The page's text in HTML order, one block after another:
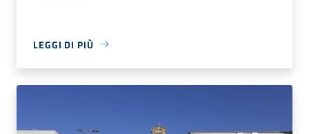
LEGGI DI PIÙ